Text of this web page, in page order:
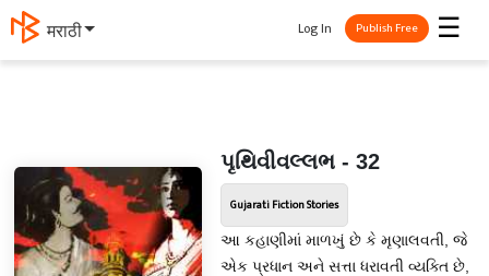
मराठी ☰
Log In Publish Free
પૃથિવીવલ્લભ - 32
Gujarati Fiction Stories
આ કહાણીમાં માળખું છે કે મૃણાલવતી, જે
એક પ્રધાન અને સત્તા ધરાવતી વ્યક્તિ છે,